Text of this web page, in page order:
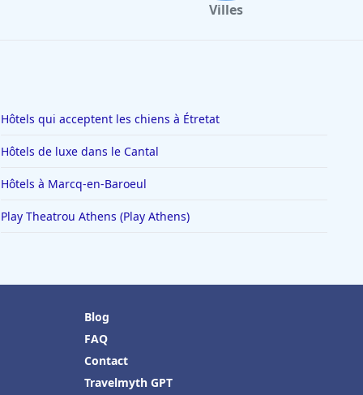
Villes
Hôtels qui acceptent les chiens à Étretat
Hôtels de luxe dans le Cantal
Hôtels à Marcq-en-Baroeul
Play Theatrou Athens (Play Athens)
Blog
FAQ
Contact
Travelmyth GPT